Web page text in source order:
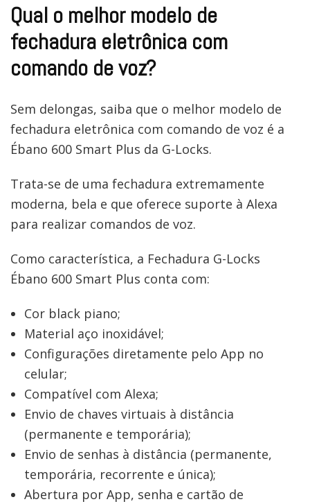
Qual o melhor modelo de
fechadura eletrônica com
comando de voz?
Sem delongas, saiba que o melhor modelo de
fechadura eletrônica com comando de voz é a
Ébano 600 Smart Plus da G-Locks.
Trata-se de uma fechadura extremamente
moderna, bela e que oferece suporte à Alexa
para realizar comandos de voz.
Como característica, a Fechadura G-Locks
Ébano 600 Smart Plus conta com:
Cor black piano;
Material aço inoxidável;
Configurações diretamente pelo App no
celular;
Compatível com Alexa;
Envio de chaves virtuais à distância
(permanente e temporária);
Envio de senhas à distância (permanente,
temporária, recorrente e única);
Abertura por App, senha e cartão de